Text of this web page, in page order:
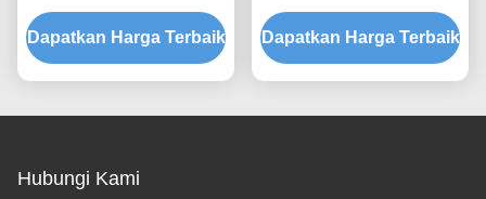
Rapid Prototyping Quick
Assembly Disesuaikan
Shock Mount
Dapatkan Harga Terbaik
Menyediakan Kapasitas
Beban Terukur dan
Isolasi Kebisingan yang
Dapatkan Harga Terbaik
Hubungi Kami